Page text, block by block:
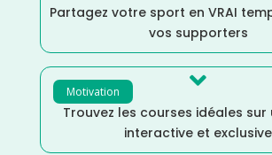
Partagez votre sport en VRAI
vos supporters
Motivation 
Trouvez les courses idéales
interactive et exclusive